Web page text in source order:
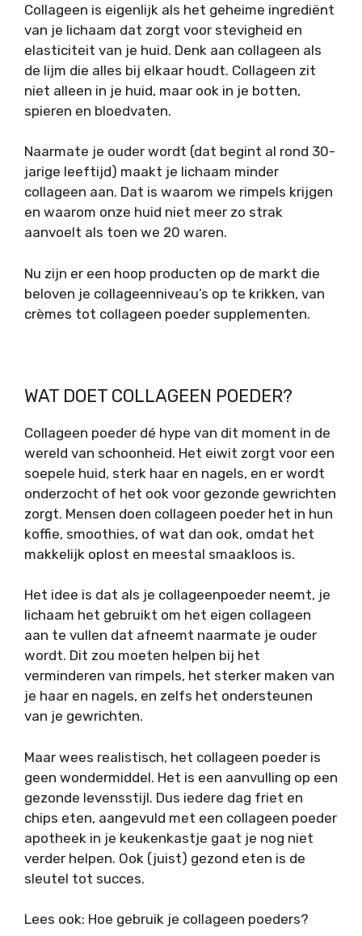
Collageen is eigenlijk als het geheime ingrediënt
van je lichaam dat zorgt voor stevigheid en
elasticiteit van je huid. Denk aan collageen als
de lijm die alles bij elkaar houdt. Collageen zit
niet alleen in je huid, maar ook in je botten,
spieren en bloedvaten.
Naarmate je ouder wordt (dat begint al rond 30-
jarige leeftijd) maakt je lichaam minder
collageen aan. Dat is waarom we rimpels krijgen
en waarom onze huid niet meer zo strak
aanvoelt als toen we 20 waren.
Nu zijn er een hoop producten op de markt die
beloven je collageenniveau’s op te krikken, van
crèmes tot collageen poeder supplementen.
WAT DOET COLLAGEEN POEDER?
Collageen poeder dé hype van dit moment in de
wereld van schoonheid. Het eiwit zorgt voor een
soepele huid, sterk haar en nagels, en er wordt
onderzocht of het ook voor gezonde gewrichten
zorgt. Mensen doen collageen poeder het in hun
koffie, smoothies, of wat dan ook, omdat het
makkelijk oplost en meestal smaakloos is.
Het idee is dat als je collageenpoeder neemt, je
lichaam het gebruikt om het eigen collageen
aan te vullen dat afneemt naarmate je ouder
wordt. Dit zou moeten helpen bij het
verminderen van rimpels, het sterker maken van
je haar en nagels, en zelfs het ondersteunen
van je gewrichten.
Maar wees realistisch, het collageen poeder is
geen wondermiddel. Het is een aanvulling op een
gezonde levensstijl. Dus iedere dag friet en
chips eten, aangevuld met een collageen poeder
apotheek in je keukenkastje gaat je nog niet
verder helpen. Ook (juist) gezond eten is de
sleutel tot succes.
Lees ook: Hoe gebruik je collageen poeders?